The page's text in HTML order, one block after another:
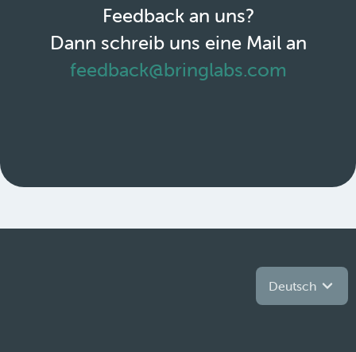
Feedback an uns?
Dann schreib uns eine Mail an
feedback@bringlabs.com
Deutsch